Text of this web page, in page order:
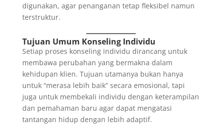
digunakan, agar penanganan tetap fleksibel namun
terstruktur.
Tujuan Umum Konseling Individu
Setiap proses konseling individu dirancang untuk
membawa perubahan yang bermakna dalam
kehidupan klien. Tujuan utamanya bukan hanya
untuk “merasa lebih baik” secara emosional, tapi
juga untuk membekali individu dengan keterampilan
dan pemahaman baru agar dapat mengatasi
tantangan hidup dengan lebih adaptif.